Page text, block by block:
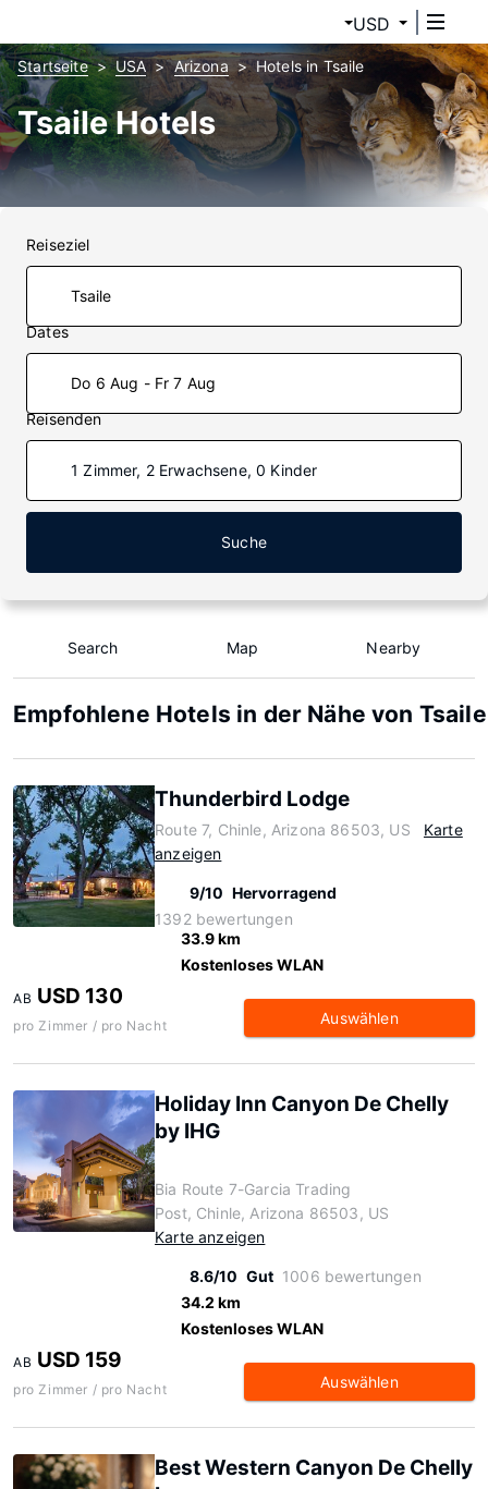
USD
Startseite USA Arizona Hotels in Tsaile
Tsaile Hotels
Reiseziel
Dates
Do 6 Aug - Fr 7 Aug
Reisenden
1 Zimmer, 2 Erwachsene, 0 Kinder
Suche
Search Map Nearby
Empfohlene Hotels in der Nähe von
Thunderbird Lodge
Route 7, Chinle, Arizona 86503, US
Karte
anzeigen
9/10 Hervorragend
1392 bewertungen
33.9 km
Kostenloses WLAN
AB USD 130
pro Zimmer / pro Nacht Auswählen
Holiday Inn Canyon De Chelly
by IHG
Bia Route 7-Garcia Trading
Post, Chinle, Arizona 86503, US
Karte anzeigen
8.6/10 Gut 1006 bewertungen
34.2 km
Kostenloses WLAN
AB USD 159
pro Zimmer / pro Nacht Auswählen
Best Western Canyon De Chelly